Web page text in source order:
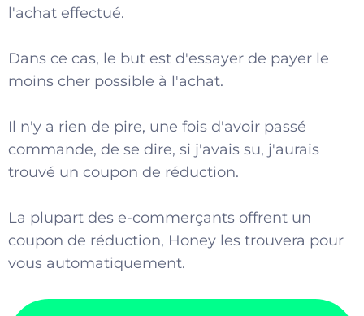
l'achat effectué.
Dans ce cas, le but est d'essayer de payer le
moins cher possible à l'achat.
Il n'y a rien de pire, une fois d'avoir passé
commande, de se dire, si j'avais su, j'aurais
trouvé un coupon de réduction.
La plupart des e-commerçants offrent un
coupon de réduction, Honey les trouvera pour
vous automatiquement.